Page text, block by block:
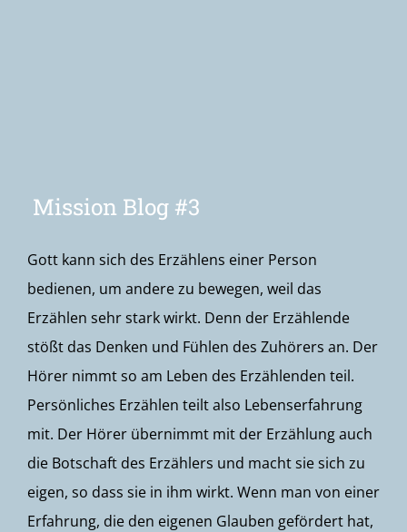
Mission Blog #3
Gott kann sich des Erzählens einer Person
bedienen, um andere zu bewegen, weil das
Erzählen sehr stark wirkt. Denn der Erzählende
stößt das Denken und Fühlen des Zuhörers an. Der
Hörer nimmt so am Leben des Erzählenden teil.
Persönliches Erzählen teilt also Lebenserfahrung
mit. Der Hörer übernimmt mit der Erzählung auch
die Botschaft des Erzählers und macht sie sich zu
eigen, so dass sie in ihm wirkt. Wenn man von einer
Erfahrung, die den eigenen Glauben gefördert hat,